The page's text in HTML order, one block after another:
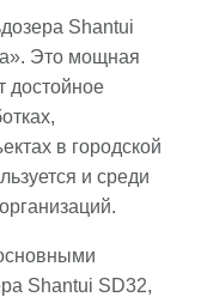
Shantui
Это мощная
достойное
в городской
и среди
Shantui SD32,